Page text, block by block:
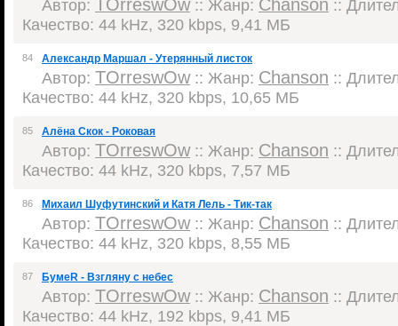
Автор: TOrreswOw:: Жанр: Chanson ::
Качество: 44 kHz, 320 kbps, 9,41 МБ
84 Александр Маршал - Утерянный листок
Автор: TOrreswOw:: Жанр: Chanson ::
Качество: 44 kHz, 320 kbps, 10,65 МБ
85 Алёна Скок - Роковая
Автор: TOrreswOw:: Жанр: Chanson ::
Качество: 44 kHz, 320 kbps, 7,57 МБ
86 Михаил Шуфутинский и Катя Лель - Тик-так
Автор: TOrreswOw:: Жанр: Chanson ::
Качество: 44 kHz, 320 kbps, 8,55 МБ
87 БумеR - Взгляну с небес
Автор: TOrreswOw:: Жанр: Chanson ::
Качество: 44 kHz, 192 kbps, 9,41 МБ